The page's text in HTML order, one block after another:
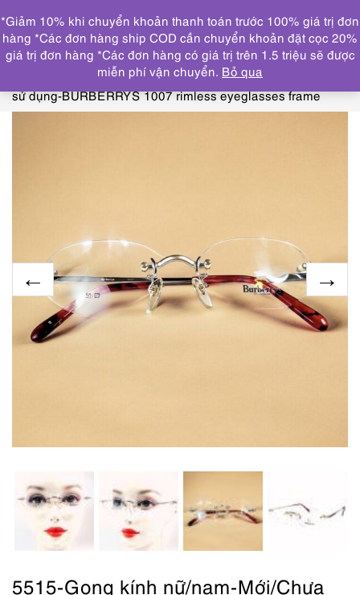
DANH MỤC
Trang chủ
THƯƠNG HIỆU NỔI
BURBERRY
5515-Gọng kính nữ/nam-Mới/Chưa
sử dụng-BURBERRYS 1007 rimless eyeglasses frame
5515-Gọng kính nữ/nam-Mới/Chưa
*Giảm 10% khi chuyển khoản thanh toán trước 100% giá trị đơn
hàng *Các đơn hàng ship COD cần chuyển khoản đặt cọc 20%
giá trị đơn hàng *Các đơn hàng có giá trị trên 1.5 triệu sẽ được
miễn phí vận chuyển. Bỏ qua